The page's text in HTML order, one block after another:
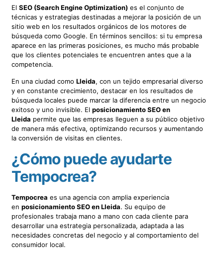
ElSEO (Search Engine Optimization) es el conjunto de
técnicas y estrategias destinadas a mejorar la posición de un
sitio web en los resultados orgánicos de los motores de
búsqueda como Google. En términos sencillos: si tu empresa
aparece en las primeras posiciones, es mucho más probable
que los clientes potenciales te encuentren antes que a la
competencia.
En una ciudad comoLleida, con un tejido empresarial diverso
y en constante crecimiento, destacar en los resultados de
búsqueda locales puede marcar la diferencia entre un negocio
exitoso y uno invisible. Elposicionamiento SEO en
Lleida permite que las empresas lleguen a su público objetivo
de manera más efectiva, optimizando recursos y aumentando
la conversión de visitas en clientes.
¿Cómo puede ayudarte
Tempocrea?
Tempocrea es una agencia con amplia experiencia
enposicionamiento SEO en Lleida. Su equipo de
profesionales trabaja mano a mano con cada cliente para
desarrollar una estrategia personalizada, adaptada a las
necesidades concretas del negocio y al comportamiento del
consumidor local.